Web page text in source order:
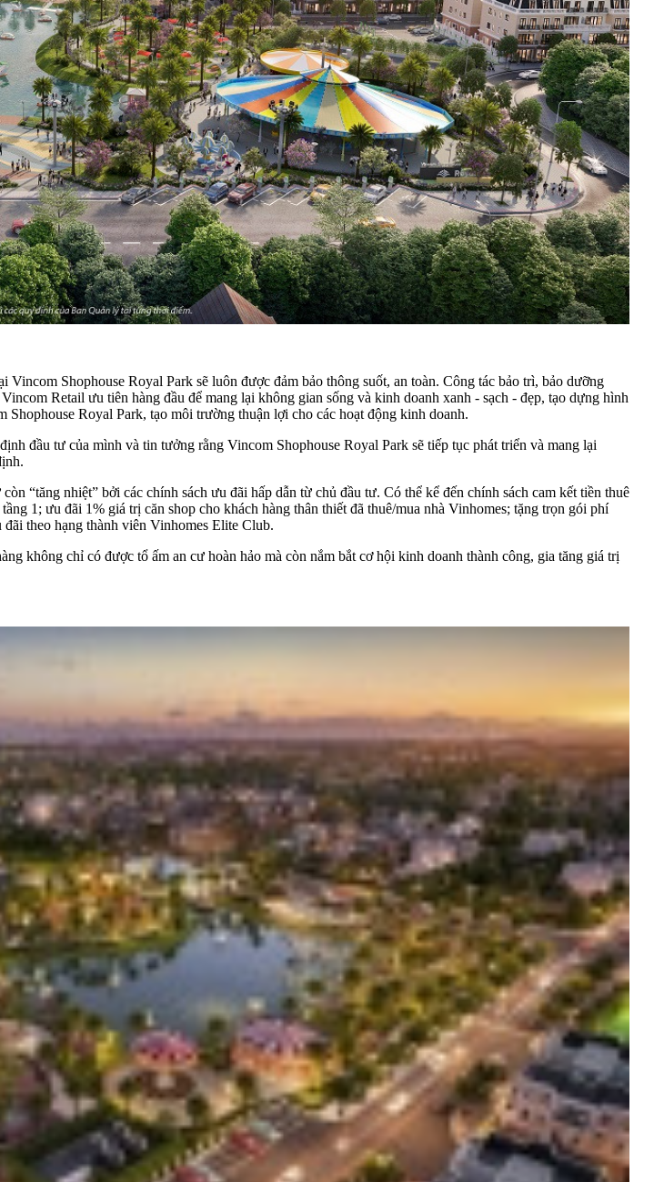
Shophouse Royal Park sẽ luôn được đảm bảo thông suốt, an toàn. Công tác bảo trì, bảo dưỡng
Retail ưu tiên hàng đầu để mang lại không gian sống và kinh doanh xanh - sạch - đẹp, tạo dựng hình
Royal Park, tạo môi trường thuận lợi cho các hoạt động kinh doanh.
đầu tư của mình và tin tưởng rằng Vincom Shophouse Royal Park sẽ tiếp tục phát triển và mang lại
còn “tăng nhiệt” bởi các chính sách ưu đãi hấp dẫn từ chủ đầu tư. Có thể kể đến chính sách cam kết tiền thuê
1; ưu đãi 1% giá trị căn shop cho khách hàng thân thiết đã thuê/mua nhà Vinhomes; tặng trọn gói phí
theo hạng thành viên Vinhomes Elite Club.
không chỉ có được tổ ấm an cư hoàn hảo mà còn nắm bắt cơ hội kinh doanh thành công, gia tăng giá trị